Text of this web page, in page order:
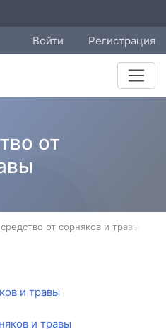
Войти Регистрация
от
от сорняков и травы
и травы